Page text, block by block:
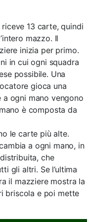
13 carte, quindi
mazzo. Il
inizia per primo.
in cui ogni squadra
possibile. Una
gioca una
ogni mano vengono
è composta da
le carte più alte.
a ogni mano, in
che
gli altri. Se l’ultima
il mazziere mostra la
briscola e poi mette